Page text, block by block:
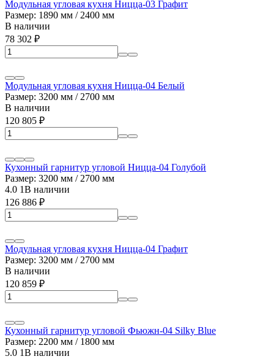
Модульная угловая кухня Ницца-03 Графит
Размер: 1890 мм / 2400 мм
В наличии
78 302 ₽
Модульная угловая кухня Ницца-04 Белый
Размер: 3200 мм / 2700 мм
В наличии
120 805 ₽
Кухонный гарнитур угловой Ницца-04 Голубой
Размер: 3200 мм / 2700 мм
4.0 1В наличии
126 886 ₽
Модульная угловая кухня Ницца-04 Графит
Размер: 3200 мм / 2700 мм
В наличии
120 859 ₽
Кухонный гарнитур угловой Фьюжн-04 Silky Blue
Размер: 2200 мм / 1800 мм
5.0 1В наличии